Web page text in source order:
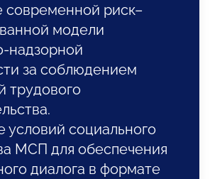
современной риск–
модели
надзорной
за соблюдением
трудового
условий социального
МСП для обеспечения
диалога в формате